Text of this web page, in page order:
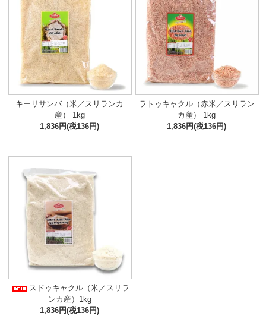
キーリサンバ（米／スリランカ
産） 1kg
1,836円(税136円)
ラトゥキャクル（赤米／スリラン
カ産） 1kg
1,836円(税136円)
スドゥキャクル（米／スリラ
ンカ産）1kg
1,836円(税136円)